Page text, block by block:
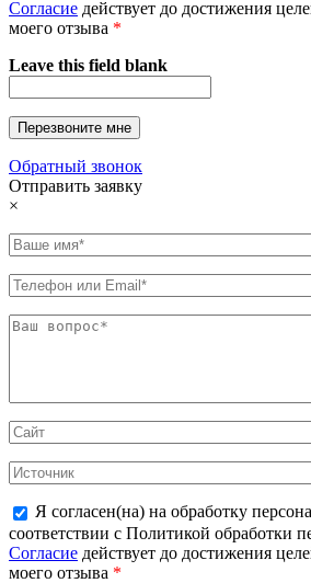
Согласие действует до достижения
моего отзыва *
Leave this field blank
Обратный звонок
Отправить заявку
×
Я согласен(на) на обработку
соответствии с Политикой обработки
Согласие действует до достижения
моего отзыва *